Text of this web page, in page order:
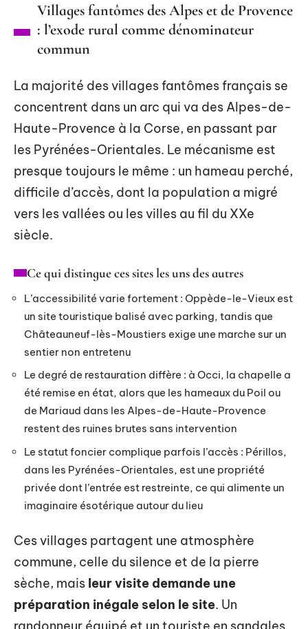
Villages fantômes des Alpes et de Provence
: l’exode rural comme dénominateur
commun
La majorité des villages fantômes français se
concentrent dans un arc qui va des Alpes-de-
Haute-Provence à la Corse, en passant par
les Pyrénées-Orientales. Le mécanisme est
presque toujours le même : un hameau perché,
difficile d’accès, dont la population a migré
vers les vallées ou les villes au fil du XXe
siècle.
Ce qui distingue ces sites les uns des autres
L’accessibilité varie fortement : Oppède-le-Vieux est
un site touristique balisé avec parking, tandis que
Châteauneuf-lès-Moustiers exige une marche sur un
sentier non entretenu
Le degré de restauration diffère : à Occi, la chapelle a
été remise en état, alors que les hameaux du Poil ou
de Mariaud dans les Alpes-de-Haute-Provence
restent des ruines brutes sans intervention
Le statut foncier complique parfois l’accès : Périllos,
dans les Pyrénées-Orientales, est une propriété
privée dont l’entrée est restreinte, ce qui alimente un
imaginaire ésotérique autour du lieu
Ces villages partagent une atmosphère
commune, celle du silence et de la pierre
sèche, mais leur visite demande une
préparation inégale selon le site. Un